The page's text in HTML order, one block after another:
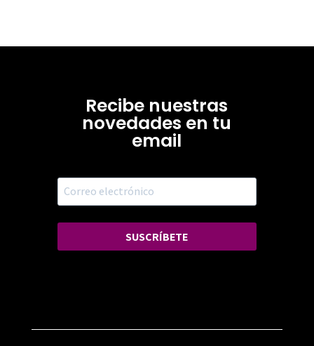
Recibe nuestras
novedades en tu
email
SUSCRÍBETE